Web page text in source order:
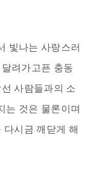
빛나는 사랑스러
려가고픈 충동
사람들과의 소
는 것은 물론이며
다시금 깨닫게 해